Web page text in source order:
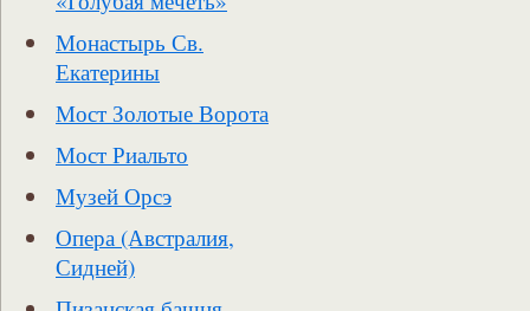
Монастырь Св.
Екатерины
Мост Золотые Ворота
Мост Риальто
Музей Орсэ
Опера (Австралия,
Сидней)